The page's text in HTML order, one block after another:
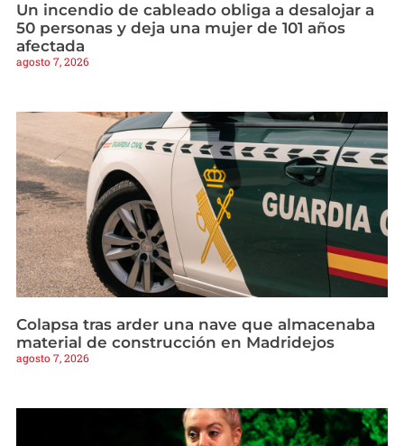
Un incendio de cableado obliga a desalojar a
50 personas y deja una mujer de 101 años
afectada
agosto 7, 2026
Colapsa tras arder una nave que almacenaba
material de construcción en Madridejos
agosto 7, 2026